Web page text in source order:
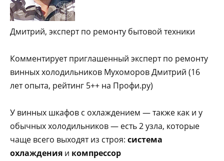
Дмитрий, эксперт по ремонту бытовой техники
Комментирует приглашенный эксперт по ремонту
винных холодильников Мухоморов Дмитрий (16
лет опыта, рейтинг 5++ на Профи.ру)
У винных шкафов с охлаждением — также как и у
обычных холодильников — есть 2 узла, которые
чаще всего выходят из строя: система
охлаждения и компрессор